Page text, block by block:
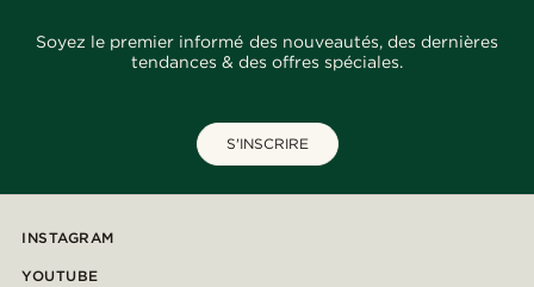
Soyez le premier informé des nouveautés, des dernières
tendances & des offres spéciales.
S'INSCRIRE
INSTAGRAM
YOUTUBE